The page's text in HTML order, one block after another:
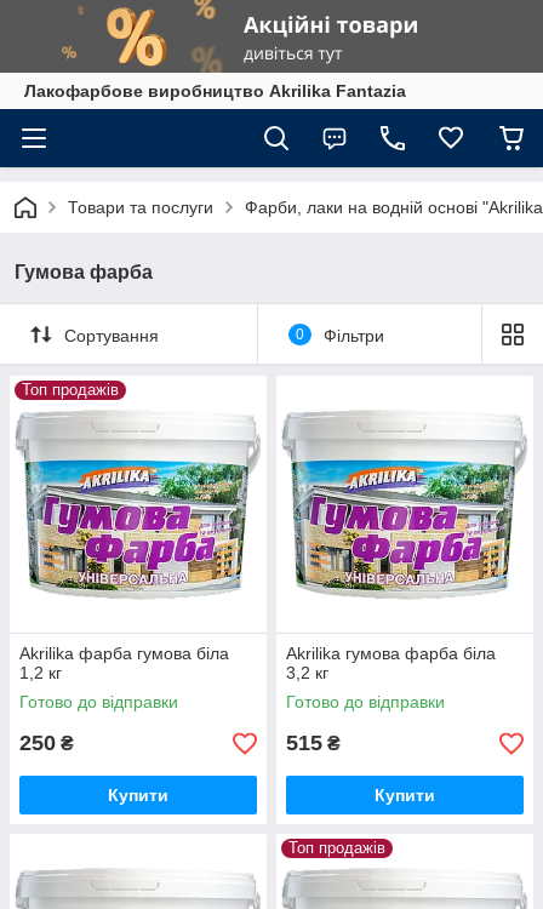
Лакофарбове виробництво Akrilika Fantazia
Товари та послуги Фарби, лаки на водній основі
Гумова фарба
Сортування 0 Фільтри
Топ продажів
Akrilika фарба гумова біла
1,2 кг
Готово до відправки
250 ₴
Купити
Akrilika гумова фарба біла
3,2 кг
Готово до відправки
515 ₴
Купити
Топ продажів